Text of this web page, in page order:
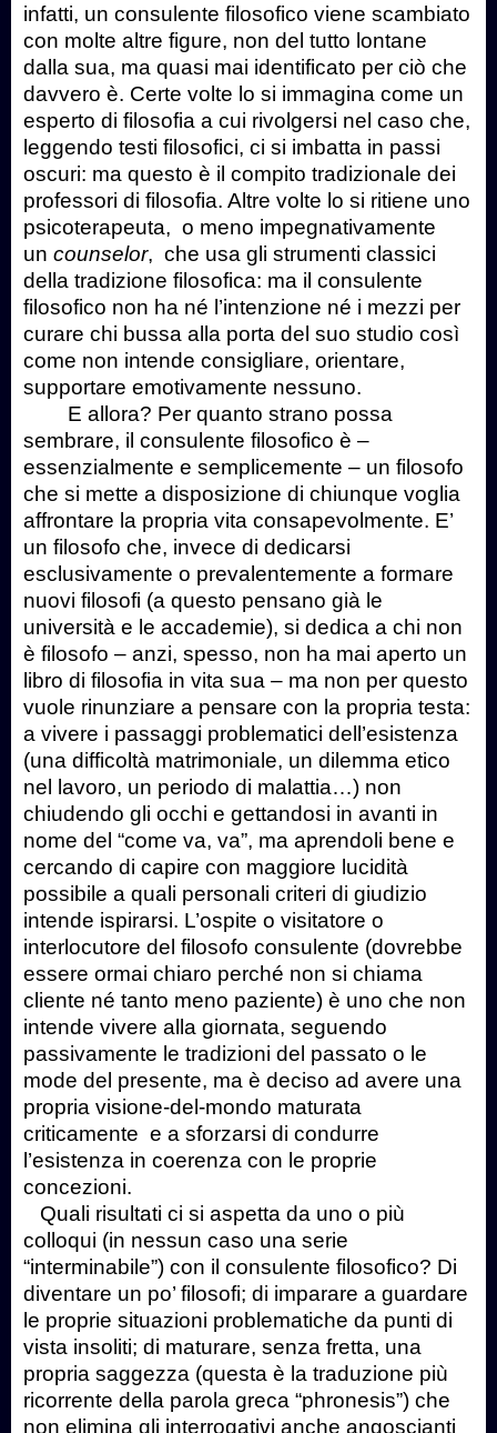
infatti, un consulente filosofico viene scambiato
con molte altre figure, non del tutto lontane
dalla sua, ma quasi mai identificato per ciò che
davvero è. Certe volte lo si immagina come un
esperto di filosofia a cui rivolgersi nel caso che,
leggendo testi filosofici, ci si imbatta in passi
oscuri: ma questo è il compito tradizionale dei
professori di filosofia. Altre volte lo si ritiene uno
psicoterapeuta, o meno impegnativamente
un counselor, che usa gli strumenti classici
della tradizione filosofica: ma il consulente
filosofico non ha né l’intenzione né i mezzi per
curare chi bussa alla porta del suo studio così
come non intende consigliare, orientare,
supportare emotivamente nessuno.
E allora? Per quanto strano possa
sembrare, il consulente filosofico è –
essenzialmente e semplicemente – un filosofo
che si mette a disposizione di chiunque voglia
affrontare la propria vita consapevolmente. E’
un filosofo che, invece di dedicarsi
esclusivamente o prevalentemente a formare
nuovi filosofi (a questo pensano già le
università e le accademie), si dedica a chi non
è filosofo – anzi, spesso, non ha mai aperto un
libro di filosofia in vita sua – ma non per questo
vuole rinunziare a pensare con la propria testa:
a vivere i passaggi problematici dell’esistenza
(una difficoltà matrimoniale, un dilemma etico
nel lavoro, un periodo di malattia…) non
chiudendo gli occhi e gettandosi in avanti in
nome del “come va, va”, ma aprendoli bene e
cercando di capire con maggiore lucidità
possibile a quali personali criteri di giudizio
intende ispirarsi. L’ospite o visitatore o
interlocutore del filosofo consulente (dovrebbe
essere ormai chiaro perché non si chiama
cliente né tanto meno paziente) è uno che non
intende vivere alla giornata, seguendo
passivamente le tradizioni del passato o le
mode del presente, ma è deciso ad avere una
propria visione-del-mondo maturata
criticamente e a sforzarsi di condurre
l’esistenza in coerenza con le proprie
concezioni.
Quali risultati ci si aspetta da uno o più
colloqui (in nessun caso una serie
“interminabile”) con il consulente filosofico? Di
diventare un po’ filosofi; di imparare a guardare
le proprie situazioni problematiche da punti di
vista insoliti; di maturare, senza fretta, una
propria saggezza (questa è la traduzione più
ricorrente della parola greca “phronesis”) che
non elimina gli interrogativi anche angoscianti